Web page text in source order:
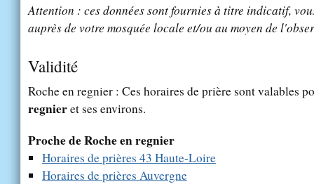
Attention : ces données sont fournies à titre indicatif,
auprès de votre mosquée locale et/ou au moyen de
Validité
Roche en regnier : Ces horaires de prière sont valables
regnieret ses environs.
Proche de Roche en regnier
Horaires de prières 43 Haute-Loire
Horaires de prières Auvergne